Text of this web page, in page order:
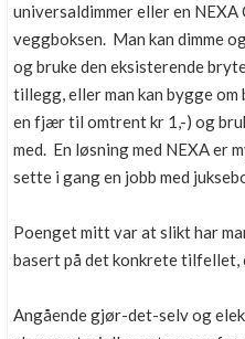
universaldimmer eller en
veggboksen. Man kan dimme
og bruke den eksisterende
tillegg, eller man kan bygge
en fjær til omtrent kr 1,-) og
med. En løsning med NEXA er
sette i gang en jobb med
Poenget mitt var at slikt har
basert på det konkrete tilfellet,
Angående gjør-det-selv og